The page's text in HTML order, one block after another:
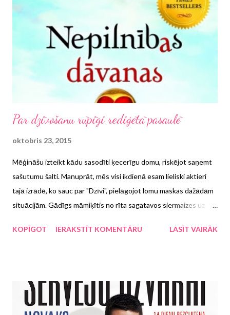
gads, kad Zvaigzne ABC sastāvā iejuku apmeklētāju pūļos, lai
savām acīm redzētu tās tendences, kuras nojaušamas arī no
plašsaziņas līdzekļiem. Dalīšos ar dažām atziņām par redzēto
vairāk gan e-grāmatu un tehnoloģiju jomā.
Par dzīvošanu rūpīgi rediģētā pasaulē
oktobris 23, 2015
Mēģināšu izteikt kādu sasodīti ķecerīgu domu, riskējot saņemt
sašutumu šalti. Manuprāt, mēs visi ikdienā esam lieliski aktieri
tajā izrādē, ko sauc par "Dzīvi", pielāgojot lomu maskas dažādām
situācijām. Gādīgs māmiķītis no rīta sagatavos siermaizes uz
pārjautās bērniem ašpadsmit reizes, vai tikai pusdiennauda arī ir
scēnas netaisām, vai ne? Sadauzot elkoni pret kolēģu atvērtajām
durvīm vārgi pasmaidīsim, jo paši taču neredzējām tās durvis, kas
KOPĪGOT IERAKSTĪT KOMENTĀRU LASĪT VAIRĀK